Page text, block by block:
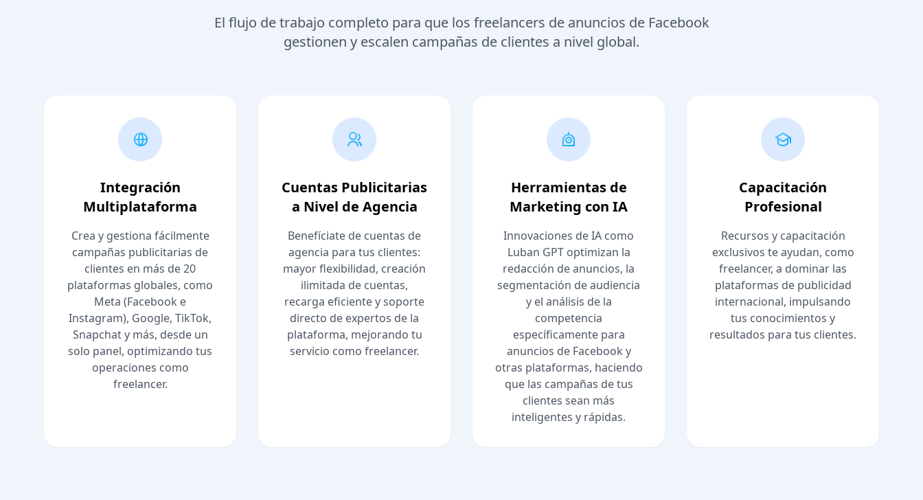
El flujo de trabajo completo para que los freelancers de anuncios de Facebook
gestionen y escalen campañas de clientes a nivel global.
Integración
Multiplataforma
Crea y gestiona fácilmente
campañas publicitarias de
clientes en más de 20
plataformas globales, como
Meta (Facebook e
Instagram), Google, TikTok,
Snapchat y más, desde un
solo panel, optimizando tus
operaciones como
freelancer.
Cuentas Publicitarias
a Nivel de Agencia
Benefíciate de cuentas de
agencia para tus clientes:
mayor flexibilidad, creación
ilimitada de cuentas,
recarga eficiente y soporte
directo de expertos de la
plataforma, mejorando tu
servicio como freelancer.
Herramientas de
Marketing con IA
Innovaciones de IA como
Luban GPT optimizan la
redacción de anuncios, la
segmentación de audiencia
y el análisis de la
competencia
específicamente para
anuncios de Facebook y
otras plataformas, haciendo
que las campañas de tus
clientes sean más
inteligentes y rápidas.
Capacitación
Profesional
Recursos y capacitación
exclusivos te ayudan, como
freelancer, a dominar las
plataformas de publicidad
internacional, impulsando
tus conocimientos y
resultados para tus clientes.